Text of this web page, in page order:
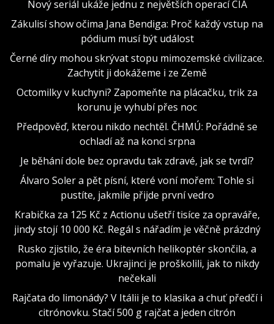
Nový seriál ukáže jednu z největších operací CIA
Zákulisí show očima Jana Bendiga: Proč každý vstup na
pódium musí být událost
Černé díry mohou skrývat stopu mimozemské civilizace.
Zachytit ji dokážeme i ze Země
Octomilky v kuchyni? Zapomeňte na plácačku, trik za
korunu je vyhubí přes noc
Předpověď, kterou nikdo nechtěl. ČHMÚ: Pořádně se
ochladí až na konci srpna
Je běhání dole bez opravdu tak zdravé, jak se tvrdí?
Álvaro Soler a pět písní, které voní mořem: Tohle si
pustíte, jakmile přijde první vedro
Krabička za 125 Kč z Actionu ušetří tisíce za opraváře,
jindy stojí 10 000 Kč. Regál s nářadím je věčně prázdný
Rusko zjistilo, že éra bitevních helikoptér skončila, a
pomalu je vyřazuje. Ukrajinci je proškolili, jak to nikdy
nečekali
Rajčata do limonády? V Itálii je to klasika a chuť předčí i
citrónovku. Stačí 500 g rajčat a jeden citrón